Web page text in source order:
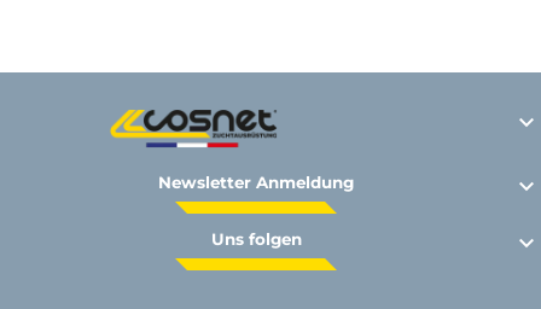

Newsletter Anmeldung 
Uns folgen 